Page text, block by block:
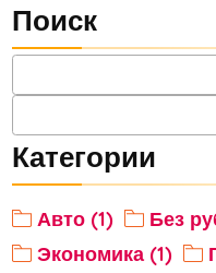
Поиск
Категории
Авто (1)
Без
Экономика (1)